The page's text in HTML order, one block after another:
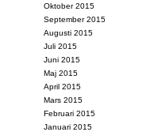
Oktober 2015
September 2015
Augusti 2015
Juli 2015
Juni 2015
Maj 2015
April 2015
Mars 2015
Februari 2015
Januari 2015